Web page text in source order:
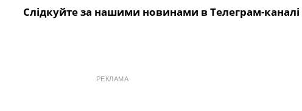
Слідкуйте за нашими новинами в Телеграм-каналі
РЕКЛАМА